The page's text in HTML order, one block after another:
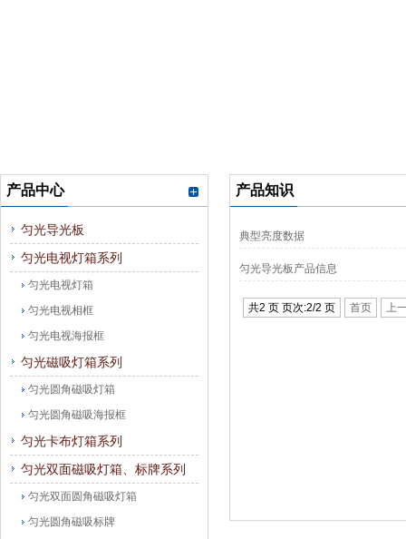
产品中心
匀光导光板
匀光电视灯箱系列
匀光电视灯箱
匀光电视相框
匀光电视海报框
匀光磁吸灯箱系列
匀光圆角磁吸灯箱
匀光圆角磁吸海报框
匀光卡布灯箱系列
匀光双面磁吸灯箱、标牌系列
匀光双面圆角磁吸灯箱
匀光圆角磁吸标牌
产品知识
典型亮度数据
匀光导光板产品信息
共2 页 页次:2/2 页 首页 上